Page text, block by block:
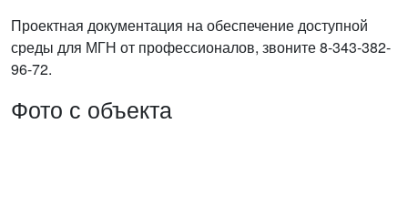
Проектная документация на обеспечение доступной
среды для МГН от профессионалов, звоните 8-343-382-
96-72.
Фото с объекта